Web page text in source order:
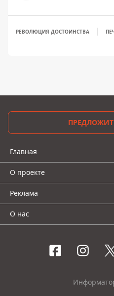
РЕВОЛЮЦИЯ ДОСТОИНСТВА
Главная
О проекте
Реклама
О нас